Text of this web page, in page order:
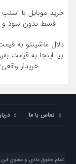
قسط بدون سود و
دلال ماشینتو به
بیا اینجا به قیمت
خریدار
تماس با ما
تمام حقوق مادی و معنوی این